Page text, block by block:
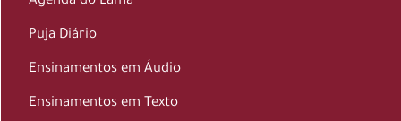
Puja Diário
Ensinamentos em Áudio
Ensinamentos em Texto